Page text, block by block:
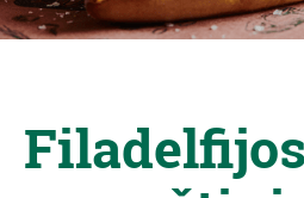
Filadelfijos